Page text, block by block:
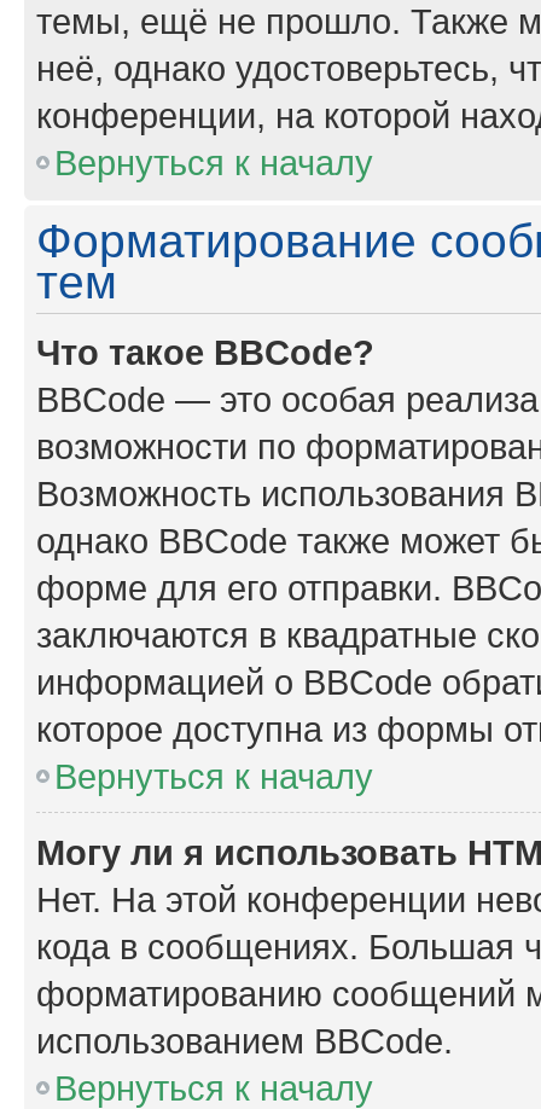
темы, ещё не прошло. Также
неё, однако удостоверьтесь,
конференции, на которой
Вернуться к началу
Форматирование
тем
Что такое BBCode?
BBCode — это особая
возможности по
Возможность использования
однако BBCode также может
форме для его отправки.
заключаются в квадратные
информацией о BBCode
которое доступна из формы
Вернуться к началу
Могу ли я использовать
Нет. На этой конференции
кода в сообщениях. Большая
форматированию сообщений
использованием BBCode.
Вернуться к началу